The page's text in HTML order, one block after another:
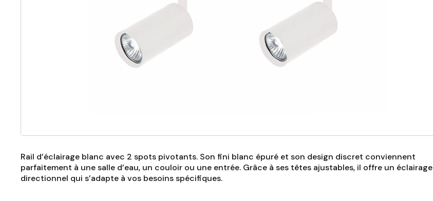
Rail d’éclairage blanc avec 2 spots pivotants. Son fini blanc épuré et son design discret conviennent
parfaitement à une salle d’eau, un couloir ou une entrée. Grâce à ses têtes ajustables, il offre un éclairage
directionnel qui s’adapte à vos besoins spécifiques.